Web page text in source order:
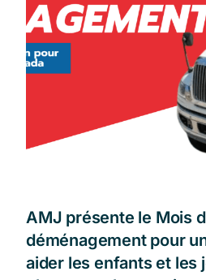
AMJ présente le Mois
déménagement pour
aider les enfants et les